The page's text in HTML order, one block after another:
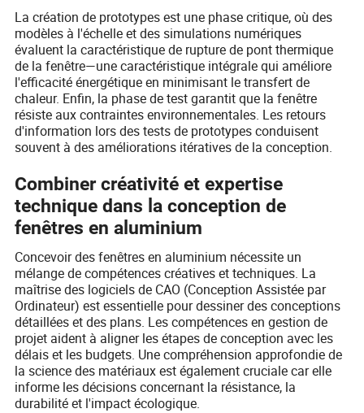
La création de prototypes est une phase critique, où des
modèles à l'échelle et des simulations numériques
évaluent la caractéristique de rupture de pont thermique
de la fenêtre—une caractéristique intégrale qui améliore
l'efficacité énergétique en minimisant le transfert de
chaleur. Enfin, la phase de test garantit que la fenêtre
résiste aux contraintes environnementales. Les retours
d'information lors des tests de prototypes conduisent
souvent à des améliorations itératives de la conception.
Combiner créativité et expertise
technique dans la conception de
fenêtres en aluminium
Concevoir des fenêtres en aluminium nécessite un
mélange de compétences créatives et techniques. La
maîtrise des logiciels de CAO (Conception Assistée par
Ordinateur) est essentielle pour dessiner des conceptions
détaillées et des plans. Les compétences en gestion de
projet aident à aligner les étapes de conception avec les
délais et les budgets. Une compréhension approfondie de
la science des matériaux est également cruciale car elle
informe les décisions concernant la résistance, la
durabilité et l'impact écologique.